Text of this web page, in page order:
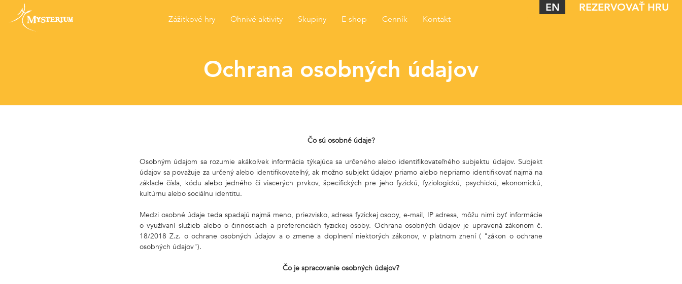
REZERVOVAŤ HRU
EN
Zážitkové hry Ohnivé aktivity Skupiny E-shop Cenník Kontakt
Ochrana osobných údajov
Čo sú osobné údaje?
Osobným údajom sa rozumie akákoľvek informácia týkajúca sa určeného alebo identifikovateľného subjektu údajov. Subjekt
údajov sa považuje za určený alebo identifikovateľný, ak možno subjekt údajov priamo alebo nepriamo identifikovať najmä na
základe čísla, kódu alebo jedného či viacerých prvkov, špecifických pre jeho fyzickú, fyziologickú, psychickú, ekonomickú,
kultúrnu alebo sociálnu identitu.
Medzi osobné údaje teda spadajú najmä meno, priezvisko, adresa fyzickej osoby, e-mail, IP adresa, môžu nimi byť informácie
o využívaní služieb alebo o činnostiach a preferenciách fyzickej osoby. Ochrana osobných údajov je upravená zákonom č.
18/2018 Z.z. o ochrane osobných údajov a o zmene a doplnení niektorých zákonov, v platnom znení ( "zákon o ochrane
osobných údajov").
Čo je spracovanie osobných údajov?